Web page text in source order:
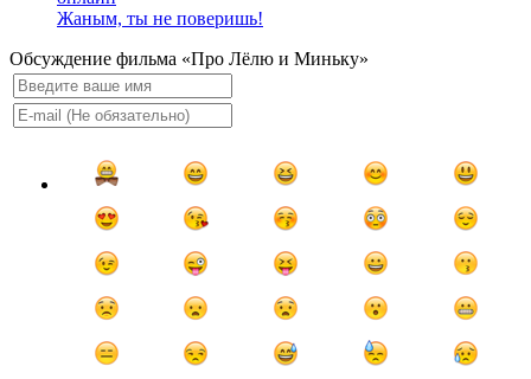
Жаным, ты не поверишь!
Обсуждение фильма «Про Лёлю и Миньку»